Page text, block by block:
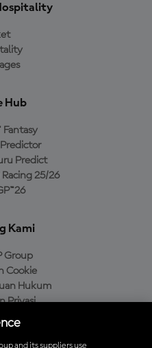
Hub
Fantasy
Predict
25/26
Kami
Group
Cookie
Hukum
Privasi
and its suppliers use